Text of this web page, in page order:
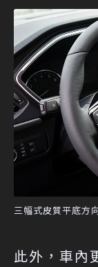
三幅式皮質平底方
此外，車內